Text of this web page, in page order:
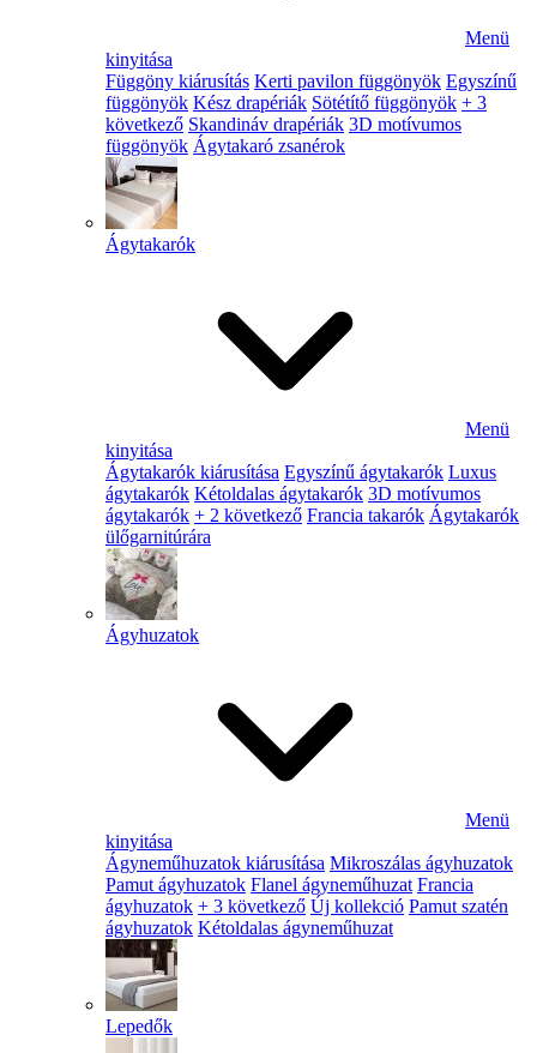
Menü
kinyitása
Függöny kiárusítás Kerti pavilon függönyök Egyszínű
függönyök Kész drapériák Sötétítő függönyök + 3
következő Skandináv drapériák 3D motívumos
függönyök Ágytakaró zsanérok
Ágytakarók
Menü
kinyitása
Ágytakarók kiárusítása Egyszínű ágytakarók Luxus
ágytakarók Kétoldalas ágytakarók 3D motívumos
ágytakarók + 2 következő Francia takarók Ágytakarók
ülőgarnitúrára
Ágyhuzatok
Menü
kinyitása
Ágyneműhuzatok kiárusítása Mikroszálas ágyhuzatok
Pamut ágyhuzatok Flanel ágyneműhuzat Francia
ágyhuzatok + 3 következő Új kollekció Pamut szatén
ágyhuzatok Kétoldalas ágyneműhuzat
Lepedők